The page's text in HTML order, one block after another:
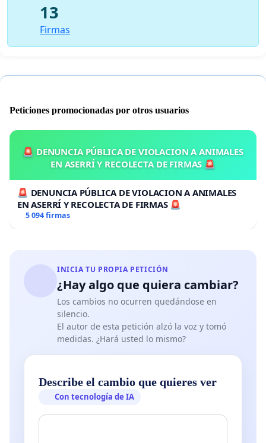
13
Firmas
Peticiones promocionadas por otros usuarios
🚨 DENUNCIA PÚBLICA DE VIOLACION A ANIMALES
EN ASERRÍ Y RECOLECTA DE FIRMAS 🚨
🚨 DENUNCIA PÚBLICA DE VIOLACION A ANIMALES
EN ASERRÍ Y RECOLECTA DE FIRMAS 🚨
5 094 firmas
INICIA TU PROPIA PETICIÓN
¿Hay algo que quiera cambiar?
Los cambios no ocurren quedándose en
silencio.
El autor de esta petición alzó la voz y tomó
medidas. ¿Hará usted lo mismo?
Describe el cambio que quieres ver
Con tecnología de IA